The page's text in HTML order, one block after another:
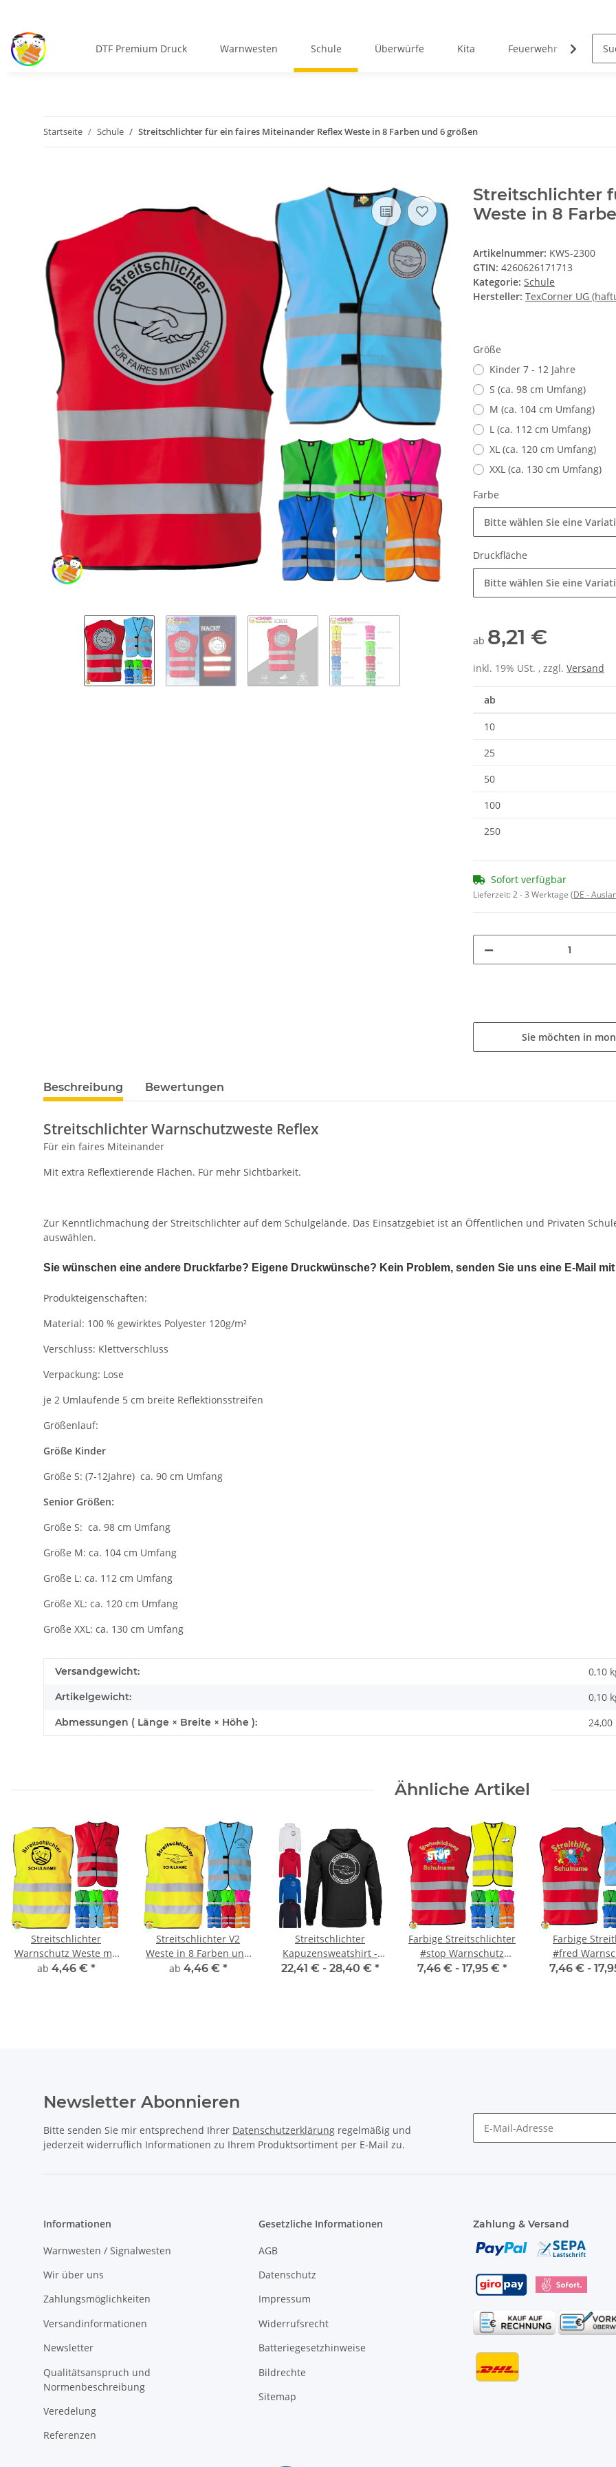
DTF Premium Druck Warnwesten Schule Überwürfe Kita Feuerwehr
Startseite Schule Streitschlichter für ein faires Miteinander Reflex Weste in 8 Farben und 6 größen
Streitschlichter
Weste in 8
Artikelnummer: KWS-2300
GTIN: 4260626171713
Kategorie: Schule
Hersteller: TexCorner UG
Größe
Kinder 7 - 12 Jahre
S (ca. 98 cm Umfang)
M (ca. 104 cm Umfang)
L (ca. 112 cm Umfang)
XL (ca. 120 cm Umfang)
XXL (ca. 130 cm Umfang)
Farbe
Bitte wählen Sie eine
Druckfläche
Bitte wählen Sie eine
ab 8,21 €
inkl. 19% USt. , zzgl. Versand
ab
10
25
50
100
250
Sofort verfügbar
Lieferzeit:2 - 3 Werktage (DE -
Sie möchten in
Beschreibung Bewertungen
Streitschlichter Warnschutzweste Reflex
Für ein faires Miteinander
Mit extra Reflextierende Flächen. Für mehr Sichtbarkeit.
Zur Kenntlichmachung der Streitschlichter auf dem Schulgelände. Das Einsatzgebiet ist an Öffentlichen und Privaten
auswählen.
Sie wünschen eine andere Druckfarbe? Eigene Druckwünsche? Kein Problem, senden Sie uns eine E-Mail
Produkteigenschaften:
Material: 100 % gewirktes Polyester 120g/m²
Verschluss: Klettverschluss
Verpackung: Lose
je 2 Umlaufende 5 cm breite Reflektionsstreifen
Größenlauf:
Größe Kinder
Größe S: (7-12Jahre) ca. 90 cm Umfang
Senior Größen:
Größe S: ca. 98 cm Umfang
Größe M: ca. 104 cm Umfang
Größe L: ca. 112 cm Umfang
Größe XL: ca. 120 cm Umfang
Größe XXL: ca. 130 cm Umfang
Versandgewicht: 0,10
Artikelgewicht: 0,10
Abmessungen ( Länge × Breite × Höhe ): 24,00
Ähnliche Artikel
Streitschlichter
Warnschutz Weste mit
Schulnamen Aufdruck
ab 4,46 € *
Streitschlichter V2
Weste in 8 Farben und
6 größen
ab 4,46 € *
Streitschlichter
Kapuzensweatshirt -
Hoodie - Miteinander
22,41 € - 28,40 € *
Farbige Streitschlichter
#stop Warnschutz
Weste mit Schulnamen
7,46 € - 17,95 € *
Farbige
#fred
Weste mit
7,46 € -
Newsletter Abonnieren
Bitte senden Sie mir entsprechend Ihrer Datenschutzerklärung regelmäßig und
jederzeit widerruflich Informationen zu Ihrem Produktsortiment per E-Mail zu.
Informationen
Warnwesten / Signalwesten
Wir über uns
Zahlungsmöglichkeiten
Versandinformationen
Newsletter
Qualitätsanspruch und
Normenbeschreibung
Veredelung
Referenzen
Gesetzliche Informationen
AGB
Datenschutz
Impressum
Widerrufsrecht
Batteriegesetzhinweise
Bildrechte
Sitemap
Zahlung & Versand